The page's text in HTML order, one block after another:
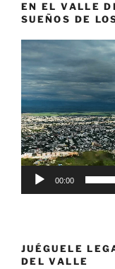
EN EL VALLE
SUEÑOS DE
Reproductor
de
vídeo
00:00
JUÉGUELE
DEL VALLE